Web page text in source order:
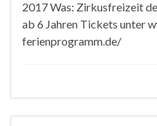
2017 Was: Zirkusfreizeit
ab 6 Jahren Tickets unter
ferienprogramm.de/